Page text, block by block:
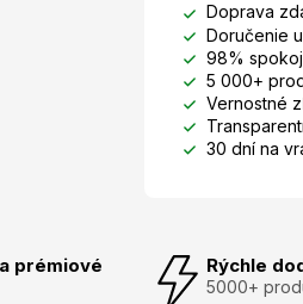
Doprava
Doručenie
98%
5 000+
Vernostné
30 dní na
prémiové
Rýchle
5000+